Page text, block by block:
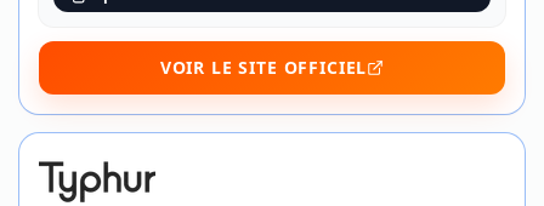
VOIR LE SITE OFFICIEL